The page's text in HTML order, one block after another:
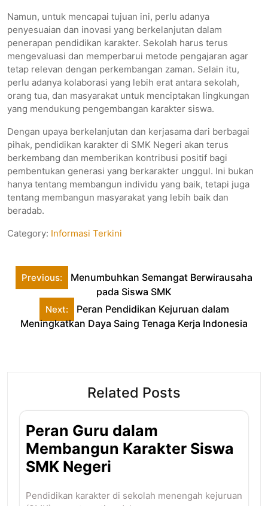
Namun, untuk mencapai tujuan ini, perlu adanya
penyesuaian dan inovasi yang berkelanjutan dalam
penerapan pendidikan karakter. Sekolah harus terus
mengevaluasi dan memperbarui metode pengajaran agar
tetap relevan dengan perkembangan zaman. Selain itu,
perlu adanya kolaborasi yang lebih erat antara sekolah,
orang tua, dan masyarakat untuk menciptakan lingkungan
yang mendukung pengembangan karakter siswa.
Dengan upaya berkelanjutan dan kerjasama dari berbagai
pihak, pendidikan karakter di SMK Negeri akan terus
berkembang dan memberikan kontribusi positif bagi
pembentukan generasi yang berkarakter unggul. Ini bukan
hanya tentang membangun individu yang baik, tetapi juga
tentang membangun masyarakat yang lebih baik dan
beradab.
Category: Informasi Terkini
Post
navigation
Previous:
Menumbuhkan Semangat Berwirausaha
pada Siswa SMK
Next:
Peran Pendidikan Kejuruan dalam
Meningkatkan Daya Saing Tenaga Kerja Indonesia
Related Posts
Peran Guru dalam
Membangun Karakter Siswa
SMK Negeri
Pendidikan karakter di sekolah menengah kejuruan